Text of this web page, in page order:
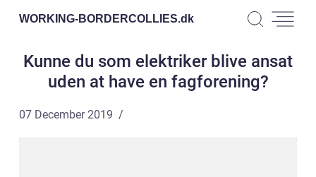
WORKING-BORDERCOLLIES.dk
Kunne du som elektriker blive ansat
uden at have en fagforening?
07 December 2019